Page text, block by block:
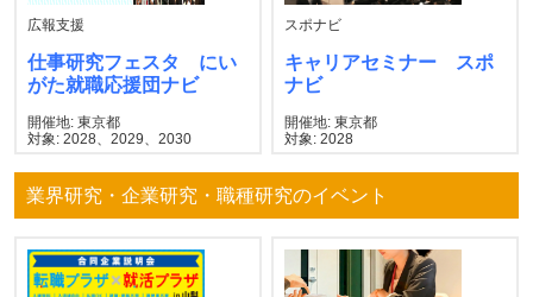
広報支援
仕事研究フェスタ にい
がた就職応援団ナビ
開催地: 東京都
対象: 2028、2029、2030
スポナビ
キャリアセミナー スポ
ナビ
開催地: 東京都
対象: 2028
業界研究・企業研究・職種研究のイベント